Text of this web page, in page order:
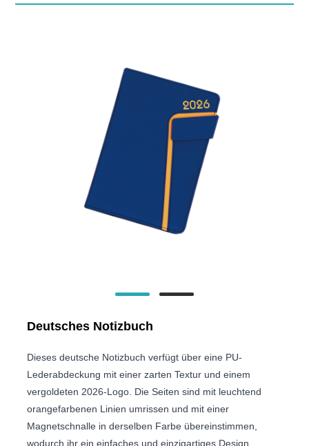
Deutsches Notizbuch
Dieses deutsche Notizbuch verfügt über eine PU-
Lederabdeckung mit einer zarten Textur und einem
vergoldeten 2026-Logo. Die Seiten sind mit leuchtend
orangefarbenen Linien umrissen und mit einer
Magnetschnalle in derselben Farbe übereinstimmen,
wodurch ihr ein einfaches und einzigartiges Design